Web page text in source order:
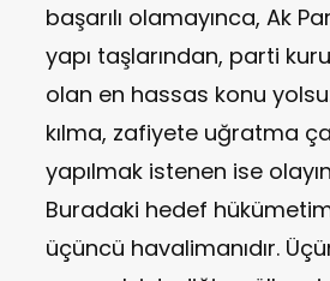
başarılı olamayınca, Ak
yapı taşlarından, parti
olan en hassas konu
kılma, zafiyete uğratma
yapılmak istenen ise
Buradaki hedef
üçüncü havalimanıdır.